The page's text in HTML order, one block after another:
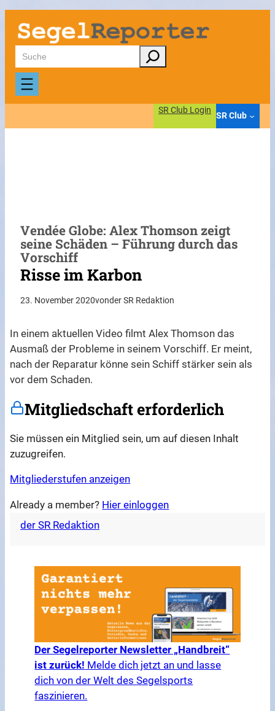
Zum
Inhalt
springen
Suchen
SR Club Login
SR Club
Vendée Globe: Alex Thomson zeigt
seine Schäden – Führung durch das
Vorschiff
Risse im Karbon
23. November 2020vonder SR Redaktion
In einem aktuellen Video filmt Alex Thomson das
Ausmaß der Probleme in seinem Vorschiff. Er meint,
nach der Reparatur könne sein Schiff stärker sein als
vor dem Schaden.
Mitgliedschaft erforderlich
Sie müssen ein Mitglied sein, um auf diesen Inhalt
zuzugreifen.
Mitgliederstufen anzeigen
Already a member? Hier einloggen
der SR Redaktion
Der Segelreporter Newsletter „Handbreit“
ist zurück! Melde dich jetzt an und lasse
dich von der Welt des Segelsports
faszinieren.